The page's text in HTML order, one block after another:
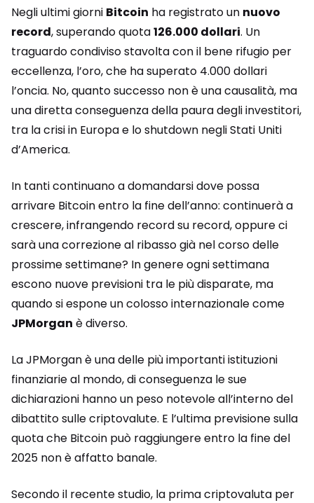
Negli ultimi giorni Bitcoin ha registrato un nuovo
record, superando quota126.000 dollari. Un
traguardo condiviso stavolta con il bene rifugio per
eccellenza, l’oro, che ha superato 4.000 dollari
l’oncia. No, quanto successo non è una causalità, ma
una diretta conseguenza della paura degli investitori,
tra la crisi in Europa e lo shutdown negli Stati Uniti
d’America.
In tanti continuano a domandarsi dove possa
arrivare Bitcoin entro la fine dell’anno: continuerà a
crescere, infrangendo record su record, oppure ci
sarà una correzione al ribasso già nel corso delle
prossime settimane? In genere ogni settimana
escono nuove previsioni tra le più disparate, ma
quando si espone un colosso internazionale come
JPMorgan è diverso.
La JPMorgan è una delle più importanti istituzioni
finanziarie al mondo, di conseguenza le sue
dichiarazioni hanno un peso notevole all’interno del
dibattito sulle criptovalute. E l’ultima previsione sulla
quota che Bitcoin può raggiungere entro la fine del
2025 non è affatto banale.
Secondo il recente studio, la prima criptovaluta per